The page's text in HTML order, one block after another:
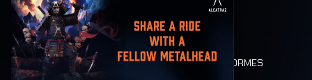
LONE WOLVES
PLAN
DEATH RIDE
VALEURS ET NORMES